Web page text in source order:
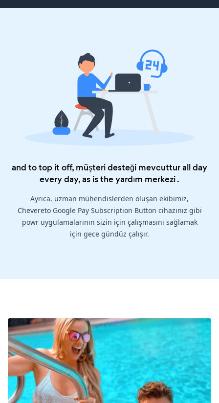
and to top it off, müşteri desteği mevcuttur all day
every day, as is theyardım merkezi.
Ayrıca, uzman mühendislerden oluşan ekibimiz,
Chevereto Google Pay Subscription Button cihazınız gibi
powr uygulamalarının sizin için çalışmasını sağlamak
için gece gündüz çalışır.